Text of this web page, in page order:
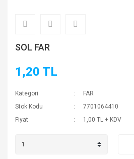
SOL FAR
1,20 TL
Kategori
FAR
Stok Kodu
7701064410
Fiyat
1,00 TL + KDV